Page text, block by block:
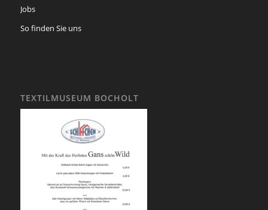
Jobs
So finden Sie uns
TEXTILMUSEUM BOCHOLT